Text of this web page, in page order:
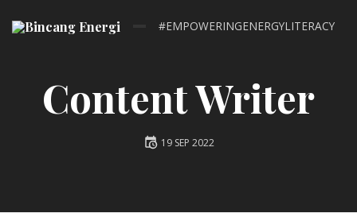
#EMPOWERINGENERGYLITERACY
Content Writer
Posted
19 SEP 2022